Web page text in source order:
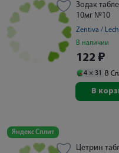
Зодак
10мг №10
Zentiva /
В наличии
122 ₽
4 × 31 В
В
Яндекс Сплит
Цетрин